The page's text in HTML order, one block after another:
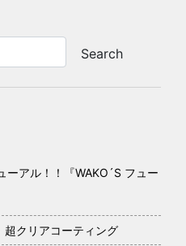
ーアル！！『WAKO´S フュー
超クリアコーティング